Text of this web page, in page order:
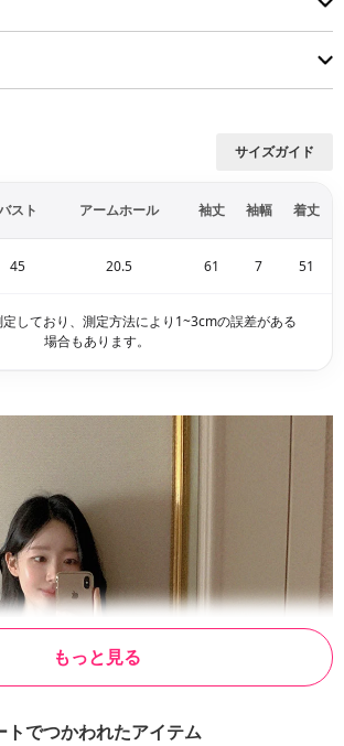
もっと見る
サイズガイド
スト アームホール 袖丈 袖幅 着丈
45 20.5 61 7 51
しており、測定方法により1~3cmの誤差がある
場合もあります。
トでつかわれたアイテム